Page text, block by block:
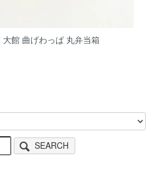
大館 曲げわっぱ 丸弁当箱
SEARCH